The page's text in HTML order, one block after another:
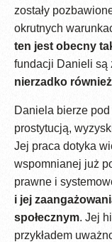
zostały
okrutnych
ten jest obecny
fundacji Danieli są
nierzadko
Daniela bierze
prostytucją,
Jej praca dotyka
wspomnianej już
prawne i
i jej
społecznym. Jej
przykładem